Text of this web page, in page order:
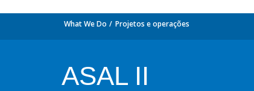
What We Do Projetos e operações
ASAL II